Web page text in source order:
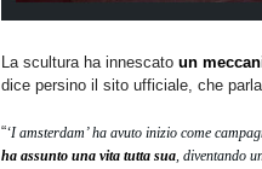
La scultura ha innescato un
dice persino il sito ufficiale, che
“‘I amsterdam’ ha avuto inizio come
ha assunto una vita tutta sua, diventando